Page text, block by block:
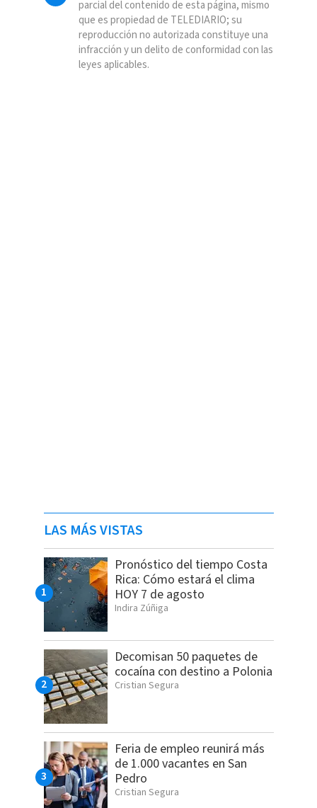
parcial del contenido de esta página, mismo
que es propiedad de TELEDIARIO; su
reproducción no autorizada constituye una
infracción y un delito de conformidad con las
leyes aplicables.
LAS MÁS VISTAS
Pronóstico del tiempo Costa
Rica: Cómo estará el clima
HOY 7 de agosto
Indira Zúñiga
Decomisan 50 paquetes de
cocaína con destino a Polonia
Cristian Segura
Feria de empleo reunirá más
de 1.000 vacantes en San
Pedro
Cristian Segura